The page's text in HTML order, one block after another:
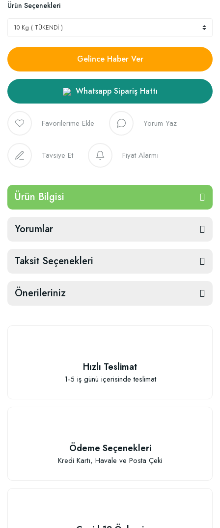
Ürün Seçenekleri
Gelince Haber Ver
Whatsapp Sipariş Hattı
Yorum Yaz
Tavsiye Et Fiyat Alarmı
Ürün Bilgisi
Yorumlar
Taksit Seçenekleri
Önerileriniz
Hızlı Teslimat
1-5 iş günü içerisinde teslimat
Ödeme Seçenekleri
Kredi Kartı, Havale ve Posta Çeki